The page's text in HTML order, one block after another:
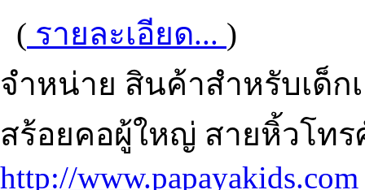
( รายละเอียด... )
จำหน่าย สินค้าสำหรับเด็ก
สร้อยคอผู้ใหญ่ สายหิ้วโท
http://www.papayakids.com